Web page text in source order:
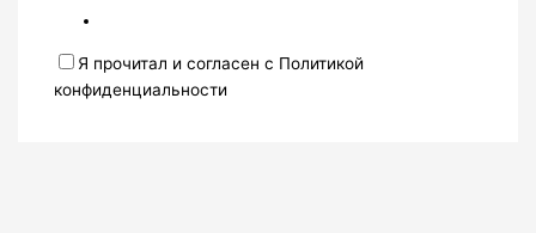
Я прочитал и согласен с Политикой
конфиденциальности